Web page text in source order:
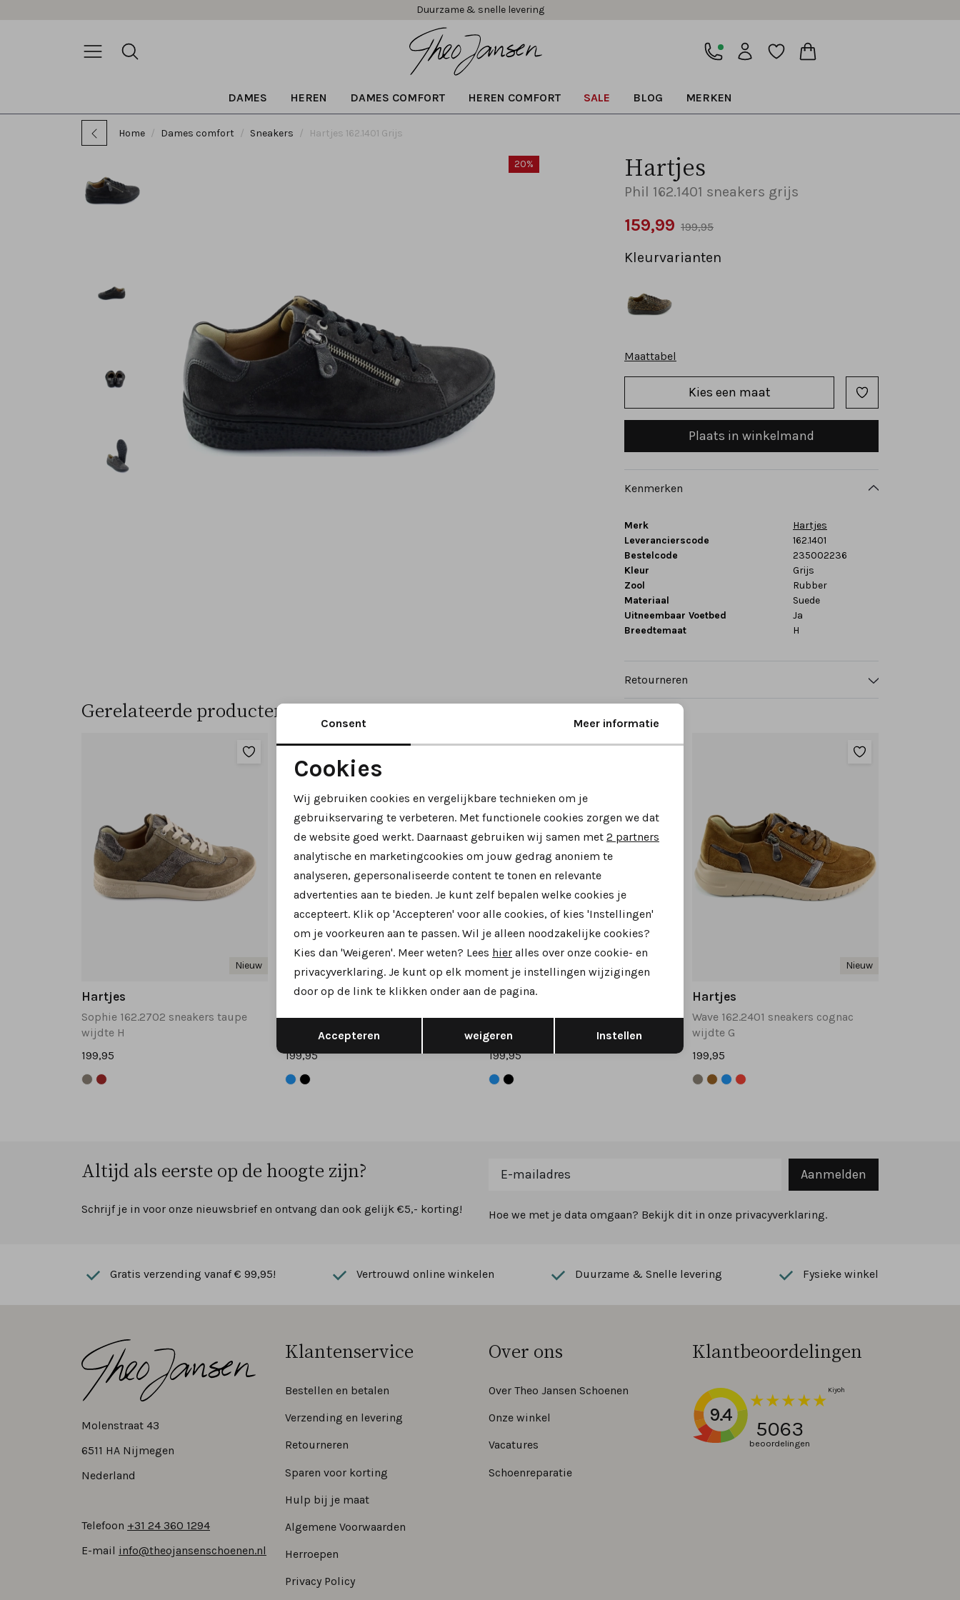
Gratis verzending vanaf € 99,95!
Duurzame & snelle levering
DAMES HEREN DAMES COMFORT HEREN COMFORT SALE BLOG MERKEN
Home Dames comfort Sneakers Hartjes 162.1401 Grijs
20% Hartjes
Phil 162.1401 sneakers grijs
159,99 199,95
Kleurvarianten
Maattabel
Kies een maat
Plaats in winkelmand
Kenmerken
Merk
Hartjes
Leverancierscode
162.1401
Bestelcode
235002236
Kleur
Grijs
Zool
Rubber
Materiaal
Suede
Uitneembaar Voetbed
Ja
Breedtemaat
H
Retourneren
Gerelateerde producten
Nieuw
Hartjes
Sophie 162.2702 sneakers taupe
wijdte H
199,95
Nieuw
Hartjes
Sophie 162.2701 sneakers zwart
wijdte H
199,95
Hartjes
Sophie 162.2701 sneakers donkerblauw
wijdte H
199,95
Nieuw
Hartjes
Wave 162.2401 sneakers cognac
wijdte G
199,95
Altijd als eerste op de hoogte zijn?
Schrijf je in voor onze nieuwsbrief en ontvang dan ook gelijk €5,- korting!
Aanmelden
Hoe we met je data omgaan? Bekijk dit in onze privacyverklaring.
Gratis verzending vanaf € 99,95! Vertrouwd online winkelen Duurzame & Snelle levering Fysieke winkel
Molenstraat 43
6511 HA Nijmegen
Nederland
Telefoon +31 24 360 1294
E-mail info@theojansenschoenen.nl
Klantenservice
Bestellen en betalen
Verzending en levering
Retourneren
Sparen voor korting
Hulp bij je maat
Algemene Voorwaarden
Herroepen
Privacy Policy
Over ons
Over Theo Jansen Schoenen
Onze winkel
Vacatures
Schoenreparatie
Klantbeoordelingen
9.4
5063
beoordelingen
Noodzakelijke cookies
Analytische cookies Marketing cookies
Terug Opslaan
Consent Meer informatie
Cookies
Wij gebruiken cookies en vergelijkbare technieken om je
gebruikservaring te verbeteren. Met functionele cookies zorgen we dat
de website goed werkt. Daarnaast gebruiken wij samen met 2 partners
analytische en marketingcookies om jouw gedrag anoniem te
analyseren, gepersonaliseerde content te tonen en relevante
advertenties aan te bieden. Je kunt zelf bepalen welke cookies je
accepteert. Klik op 'Accepteren' voor alle cookies, of kies 'Instellingen'
om je voorkeuren aan te passen. Wil je alleen noodzakelijke cookies?
Kies dan 'Weigeren'. Meer weten? Lees hier alles over onze cookie- en
privacyverklaring. Je kunt op elk moment je instellingen wijzigingen
door op de link te klikken onder aan de pagina.
Accepteren weigeren Instellen